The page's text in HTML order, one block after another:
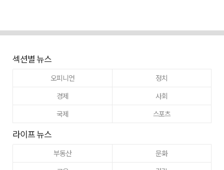
섹션별 뉴스
오피니언
정치
경제
사회
국제
스포츠
라이프 뉴스
부동산
문화